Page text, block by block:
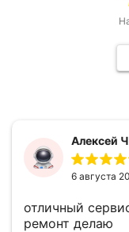
Алексей
6 августа
отличный
ремонт делаю